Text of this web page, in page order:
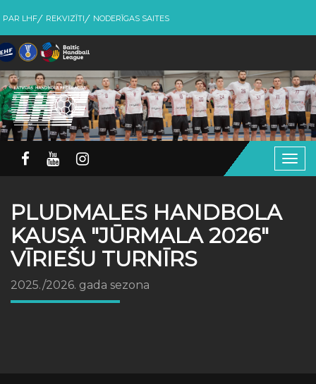
PAR LHF REKVIZĪTI NODERĪGAS SAITES
PLUDMALES HANDBOLA
KAUSA "JŪRMALA 2026"
VĪRIEŠU TURNĪRS
2025./2026. gada sezona